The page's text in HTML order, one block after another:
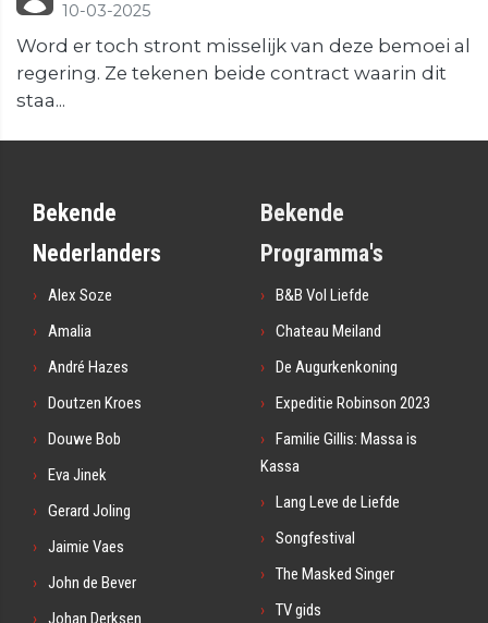
10-03-2025
Word er toch stront misselijk van deze bemoei al
regering. Ze tekenen beide contract waarin dit
staa...
Bekende
Nederlanders
Alex Soze
Amalia
André Hazes
Doutzen Kroes
Douwe Bob
Eva Jinek
Gerard Joling
Jaimie Vaes
John de Bever
Johan Derksen
Bekende
Programma's
B&B Vol Liefde
Chateau Meiland
De Augurkenkoning
Expeditie Robinson 2023
Familie Gillis: Massa is
Kassa
Lang Leve de Liefde
Songfestival
The Masked Singer
TV gids